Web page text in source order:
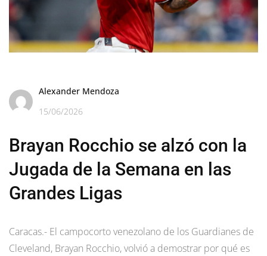
Alexander Mendoza
15/06/2026
Brayan Rocchio se alzó con la
Jugada de la Semana en las
Grandes Ligas
Caracas.- El campocorto venezolano de los Guardianes de
Cleveland, Brayan Rocchio, volvió a demostrar por qué es